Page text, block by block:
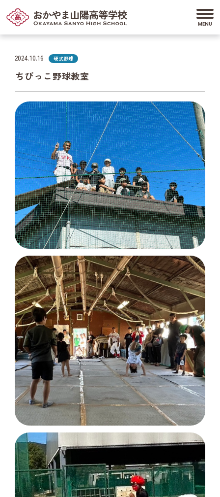
2024.10.16 硬式野球
ちびっこ野球教室